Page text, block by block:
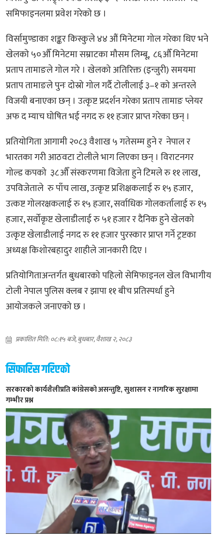
समिफाइनलमा प्रवेश गरेको छ ।
विर्सामुण्डाका शङ्कर किस्कुले ४४ औं मिनेटमा गोल गरेका थिए भने
खेलको ५०औँ मिनेटमा सम्राटका मौसम लिम्बू, ८६औँ मिनेटमा
प्रताप तामाङले गोल गरे । खेलको अतिरिक्त (इन्जुरी) समयमा
प्रताप तामाङले पुनः दोस्रो गोल गर्दै टोलीलाई ३–१ को अन्तरले
विजयी बनाएका छन् । उत्कृष्ट प्रदर्शन गरेका प्रताप तामाङ प्लेयर
अफ द म्याच घोषित भई नगद रु ११ हजार प्राप्त गरेका छन् ।
प्रतियोगिता आगामी २०८३ वैशाख ५ गतेसम्म हुने र नेपाल र
भारतका गरी आठवटा टोलीले भाग लिएका छन् । विराटनगर
गोल्ड कपको ३८औँ संस्करणमा विजेता हुने टिमले रु ११ लाख,
उपविजेताले रु पाँच लाख, उत्कृष्ट प्रशिक्षकलाई रु १५ हजार,
उत्कष्ट गोलरक्षकलाई रु १५ हजार, सर्वाधिक गोलकर्तालाई रु १५
हजार, सर्वोकृष्ट खेलाडीलाई रु ५१ हजार र दैनिक हुने खेलको
उत्कृष्ट खेलाडीलाई नगद रु ११ हजार पुरस्कार प्राप्त गर्ने ट्रष्टका
अध्यक्ष किशोरबहादुर शाहीले जानकारी दिए ।
प्रतियोगिताअन्तर्गत बुधबारको पहिलो सेमिफाइनल खेल विभागीय
टोली नेपाल पुलिस क्लब र झापा ११ बीच प्रतिस्पर्धा हुने
आयोजकले जनाएको छ ।
प्रकाशित मिति: ०८:१५ बजे, बुधबार, वैशाख २, २०८३
सिफारिस गरिएको
सरकारको कार्यशैलीप्रति कांग्रेसको असन्तुष्टि, सुशासन र नागरिक सुरक्षामा
गम्भीर प्रश्न